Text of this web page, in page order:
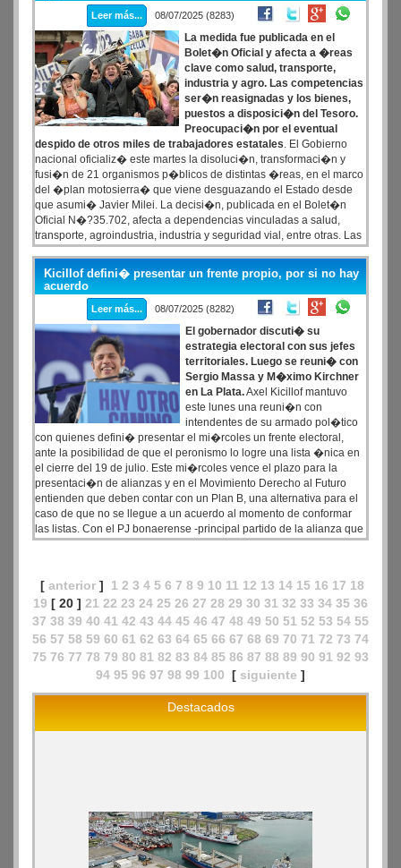
Leer más... 08/07/2025 (8283)
La medida fue publicada en el
Bolet�n Oficial y afecta a �reas
clave como salud, transporte,
industria y agro. Las competencias
ser�n reasignadas y los bienes,
puestos a disposici�n del Tesoro.
Preocupaci�n por el eventual
despido de otros miles de trabajadores estatales. El Gobierno
nacional oficializ� este martes la disoluci�n, transformaci�n y
fusi�n de 21 organismos p�blicos de distintas �reas, en el marco
del �plan motosierra� que viene desguazando el Estado desde
que asumi� Javier Milei. La decisi�n, publicada en el Bolet�n
Oficial N�?35.702, afecta a dependencias vinculadas a salud,
transporte, agroindustria, industria y seguridad vial, entre otras. Las
competencias esenciales de los entes eliminados ser�n
reasignadas a los ministerios y secretar�as correspondientes, y el
personal conservar� sus cargos hasta que se dicten las nuevas
estructuras.
Kicillof defini� presentar un frente propio, por si no hay
acuerdo
Leer más... 08/07/2025 (8282)
El gobernador discuti� su
estrategia electoral con sus jefes
territoriales. Luego se reuni� con
Sergio Massa y M�ximo Kirchner
en La Plata.Axel Kicillof mantuvo
este lunes una reuni�n con
intendentes de su armado pol�tico
con quienes defini� presentar el mi�rcoles un frente electoral,
ante la posibilidad de que el peronismo lo logre una lista �nica en
el cierre del 19 de julio. Este mi�rcoles vence el plazo para la
presentaci�n de alianzas y en el Movimiento Derecho al Futuro
entienden que deben contar con un Plan B, una alternativa para el
caso de que no se llegue a un acuerdo al momento de conformar
las listas. Con el PJ bonaerense -principal partido de la alianza que
conformar� el peronismo- controlado por M�ximo Kirchner, el
ser� el Frente Grande, un partido controlado por Mario Secco.
[ anterior ] 1 2 3 4 5 6 7 8 9 10 11 12 13 14 15 16 17 18
19 [ 20 ] 21 22 23 24 25 26 27 28 29 30 31 32 33 34 35 36
37 38 39 40 41 42 43 44 45 46 47 48 49 50 51 52 53 54 55
56 57 58 59 60 61 62 63 64 65 66 67 68 69 70 71 72 73 74
75 76 77 78 79 80 81 82 83 84 85 86 87 88 89 90 91 92 93
94 95 96 97 98 99 100 [ siguiente ]
Destacados